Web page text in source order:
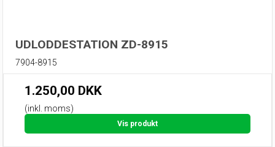
UDLODDESTATION ZD-8915
7904-8915
1.250,00 DKK
(inkl. moms)
Vis produkt